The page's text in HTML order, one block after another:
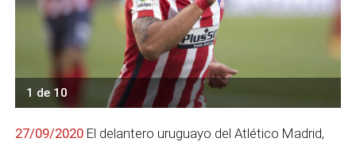
1 de 10
27/09/2020 El delantero uruguayo del Atlético Madrid,